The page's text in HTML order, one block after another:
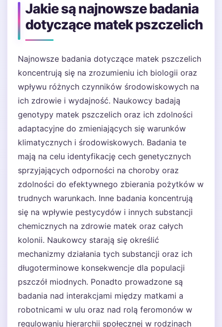
Jakie są najnowsze badania
dotyczące matek pszczelich
Najnowsze badania dotyczące matek pszczelich
koncentrują się na zrozumieniu ich biologii oraz
wpływu różnych czynników środowiskowych na
ich zdrowie i wydajność. Naukowcy badają
genotypy matek pszczelich oraz ich zdolności
adaptacyjne do zmieniających się warunków
klimatycznych i środowiskowych. Badania te
mają na celu identyfikację cech genetycznych
sprzyjających odporności na choroby oraz
zdolności do efektywnego zbierania pożytków w
trudnych warunkach. Inne badania koncentrują
się na wpływie pestycydów i innych substancji
chemicznych na zdrowie matek oraz całych
kolonii. Naukowcy starają się określić
mechanizmy działania tych substancji oraz ich
długoterminowe konsekwencje dla populacji
pszczół miodnych. Ponadto prowadzone są
badania nad interakcjami między matkami a
robotnicami w ulu oraz nad rolą feromonów w
regulowaniu hierarchii społecznej w rodzinach